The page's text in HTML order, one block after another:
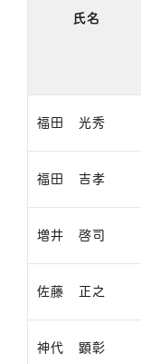
氏名
福田 光秀
福田 吉孝
増井 啓司
佐藤 正之
神代 顕彰